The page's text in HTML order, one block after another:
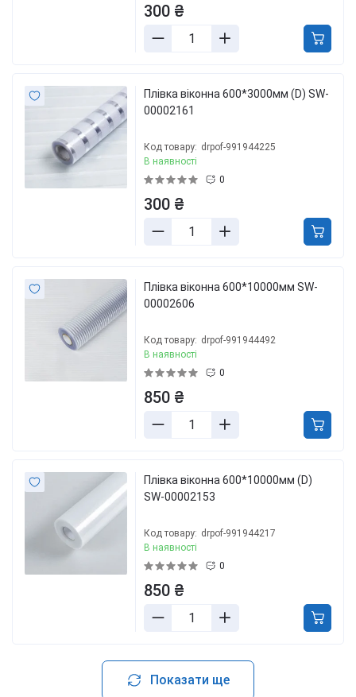
300 ₴
Плівка віконна 600*3000мм (D) SW-
00002161
Код товару: drpof-991944225
В наявності
0
300 ₴
Плівка віконна 600*10000мм SW-
00002606
Код товару: drpof-991944492
В наявності
0
850 ₴
Плівка віконна 600*10000мм (D)
SW-00002153
Код товару: drpof-991944217
В наявності
0
850 ₴
Показати ще